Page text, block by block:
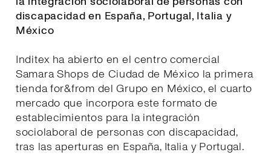
discapacidad en España, Portugal, Italia y
México
Inditex ha abierto en el centro comercial
Samara Shops de Ciudad de México la primera
tienda for&from del Grupo en México, el cuarto
mercado que incorpora este formato de
establecimientos para la integración
sociolaboral de personas con discapacidad,
tras las aperturas en España, Italia y Portugal.